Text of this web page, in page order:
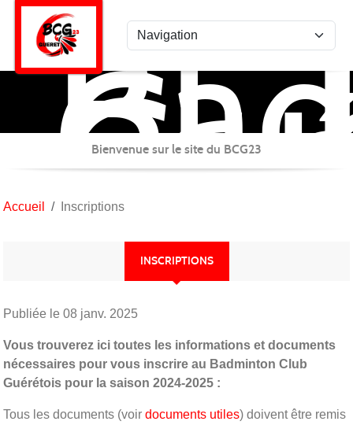
Bienvenue sur le site du BCG23
Accueil Inscriptions
INSCRIPTIONS
Publiée le 08 janv. 2025
Vous trouverez ici toutes les informations et documents
nécessaires pour vous inscrire au Badminton Club
Guérétois pour la saison 2024-2025 :
Tous les documents (voir documents utiles) doivent être remis
Panneau de gestion des cookies